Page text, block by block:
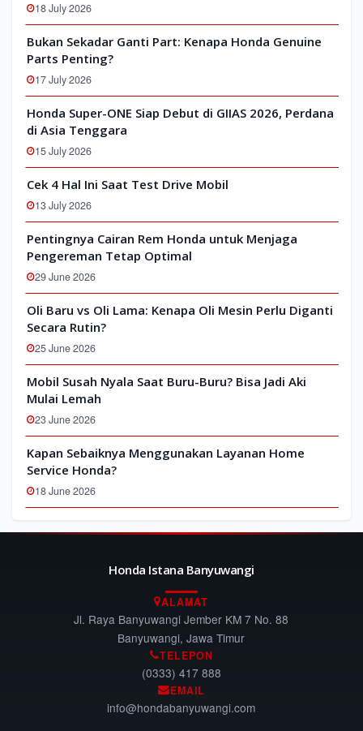
18 July 2026
Bukan Sekadar Ganti Part: Kenapa Honda Genuine
Parts Penting?
17 July 2026
Honda Super-ONE Siap Debut di GIIAS 2026, Perdana
di Asia Tenggara
15 July 2026
Cek 4 Hal Ini Saat Test Drive Mobil
13 July 2026
Pentingnya Cairan Rem Honda untuk Menjaga
Pengereman Tetap Optimal
29 June 2026
Oli Baru vs Oli Lama: Kenapa Oli Mesin Perlu Diganti
Secara Rutin?
25 June 2026
Mobil Susah Nyala Saat Buru-Buru? Bisa Jadi Aki
Mulai Lemah
23 June 2026
Kapan Sebaiknya Menggunakan Layanan Home
Service Honda?
18 June 2026
Honda Istana Banyuwangi
ALAMAT
Jl. Raya Banyuwangi Jember KM 7 No. 88
Banyuwangi, Jawa Timur
TELEPON
(0333) 417 888
EMAIL
info@hondabanyuwangi.com